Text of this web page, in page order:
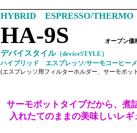
HYBRID ESPRESSO/
HA-9S オープン価
デバイスタイル（deviceSTYLE）
ハイブリッド エスプレッソ/サーモコーヒー
(エスプレッソ用フィルターホルダー、サーモポッ
サーモポットタイプだから、煮
入れたてのままの美味しいレギ